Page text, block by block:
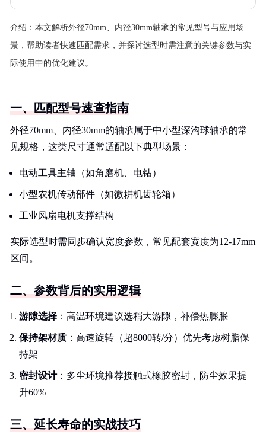
介绍： 本文解析外径70mm、内径30mm轴承的常见型号与应用场
景，帮助读者快速匹配需求，并探讨选型时需注意的关键参数与实
际使用中的优化建议。
一、匹配型号速查指南
外径70mm、内径30mm的轴承属于中小型深沟球轴承的常
见规格，这类尺寸通常适配以下典型场景：
电动工具主轴（如角磨机、电钻）
小型农机传动部件（如微耕机齿轮箱）
工业风扇电机支撑结构
实际选型时需同步确认宽度参数，常见配套宽度为12-17mm
区间。
二、参数背后的实用逻辑
游隙选择 ：高温环境建议选稍大游隙，补偿热膨胀
保持架材质 ：高速旋转（超8000转/分）优先考虑树脂保
持架
密封设计：多尘环境推荐接触式橡胶密封，防尘效果提
升60%
三、延长寿命的实战技巧